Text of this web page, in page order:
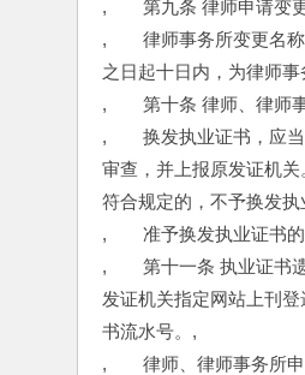
,　　第九条 律师申请变
,　　律师事务所变更名
之日起十日内，为律师
,　　第十条 律师、律师
,　　换发执业证书，应
审查，并上报原发证机
符合规定的，不予换发
,　　准予换发执业证书
,　　第十一条 执业证书
发证机关指定网站上刊
书流水号。,
,　　律师、律师事务所